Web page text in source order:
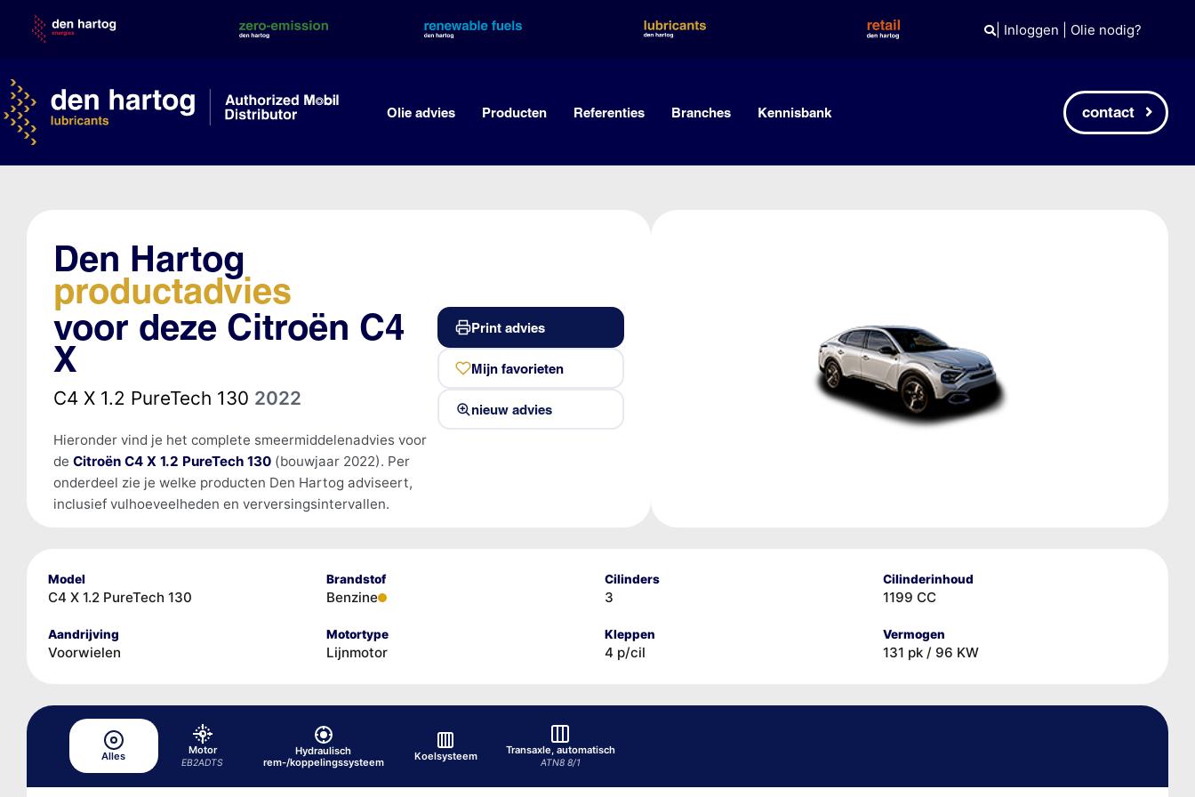
content
| Inloggen Olie nodig?
Olie advies Producten Referenties Branches Kennisbank contact
Den Hartog
productadvies
voor deze Citroën C4
X
C4 X 1.2 PureTech 130 2022
Hieronder vind je het complete smeermiddelenadvies voor
de Citroën C4 X 1.2 PureTech 130(bouwjaar 2022). Per
onderdeel zie je welke producten Den Hartog adviseert,
inclusief vulhoeveelheden en verversingsintervallen.
Print advies
Mijn favorieten
nieuw advies
Model
C4 X 1.2 PureTech 130
Brandstof
Benzine
Cilinders
3
Cilinderinhoud
1199 CC
Aandrijving
Voorwielen
Motortype
Lijnmotor
Kleppen
4 p/cil
Vermogen
131 pk / 96 KW
Alles
Motor
EB2ADTS
Hydraulisch
rem-/koppelingssysteem
Koelsysteem
Transaxle, automatisch
ATN8 8/1